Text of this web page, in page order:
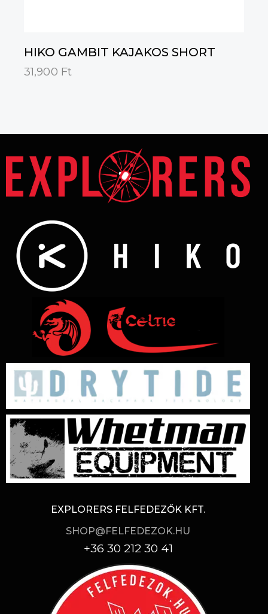
HIKO GAMBIT KAJAKOS SHORT
31,900 Ft
EXPLORERS FELFEDEZŐK KFT.
SHOP@FELFEDEZOK.HU
+36 30 212 30 41